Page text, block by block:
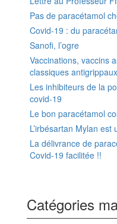
Pas de paracétamol
Covid-19 : du
Sanofi, l’ogre
Vaccinations, vaccins
classiques antigrippaux
Les inhibiteurs de la
covid-19
Le bon paracétamol
L’irbésartan Mylan
La délivrance de
Covid-19 facilitée !!
Catégories